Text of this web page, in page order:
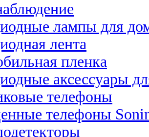
лампы для
лента
пленка
аксессуары
телефоны
телефоны